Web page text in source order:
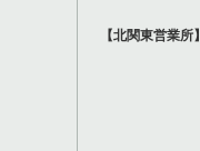
【北関東営業所】